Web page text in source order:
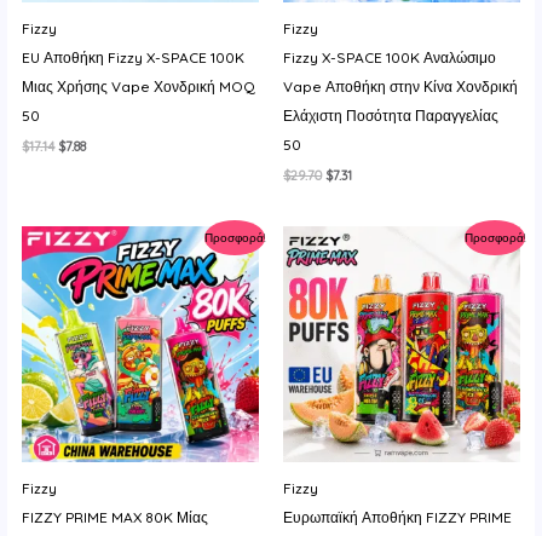
Fizzy
EU Αποθήκη Fizzy X-SPACE 100K
Μιας Χρήσης Vape Χονδρική MOQ
50
$17.14 Original
$7.88Η
Fizzy
Fizzy X-SPACE 100K Αναλώσιμο
Vape Αποθήκη στην Κίνα Χονδρική
Ελάχιστη Ποσότητα Παραγγελίας
50
$29.70 Original
$7.31Η
Προσφορά!
Fizzy
FIZZY PRIME MAX 80K Μίας
Προσφορά!
Fizzy
Ευρωπαϊκή Αποθήκη FIZZY PRIME